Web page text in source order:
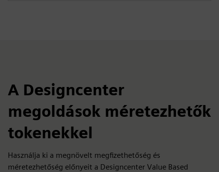
A Designcenter
megoldások méretezhetők
tokenekkel
Használja ki a megnövelt megfizethetőség és
méretezhetőség előnyeit a Designcenter Value Based